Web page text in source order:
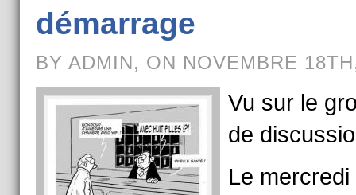
démarrage
BY ADMIN, ON NOVEMBRE
Vu sur le
de
Le mercredi